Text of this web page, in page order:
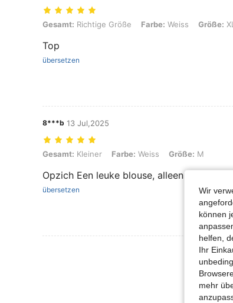
Gesamt: Richtige Größe, Farbe: Weiss, Größe: XL
Gesamt: Richtige Größe Farbe: Weiss Größe: XL
Top
übersetzen
8***b 13 Jul,2025
Gesamt: Kleiner, Farbe: Weiss, Größe: M
Gesamt: Kleiner Farbe: Weiss Größe: M
Opzich Een leuke blouse, alleen heel
übersetzen
Wir
können
helfen,
Ihr
mehr